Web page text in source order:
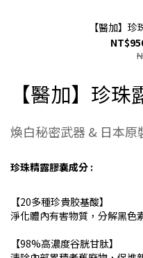
【醫加】
【醫加】珍珠
煥白秘密武器 & 日本原
珍珠精露膠囊成分 :
【20多種珍貴胶基酸】
淨化體內有害物質，分解黑色
【98%高濃度谷胱甘肽】